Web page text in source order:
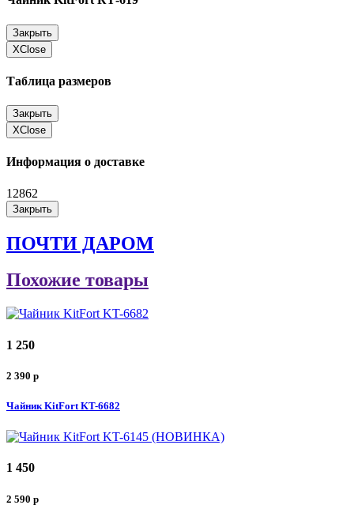
Закрыть
XClose
Таблица размеров
Закрыть
XClose
Информация о доставке
12862
Закрыть
ПОЧТИ ДАРОМ
Похожие товары
1 250
2 390 p
Чайник KitFort KT-6682
1 450
2 590 p